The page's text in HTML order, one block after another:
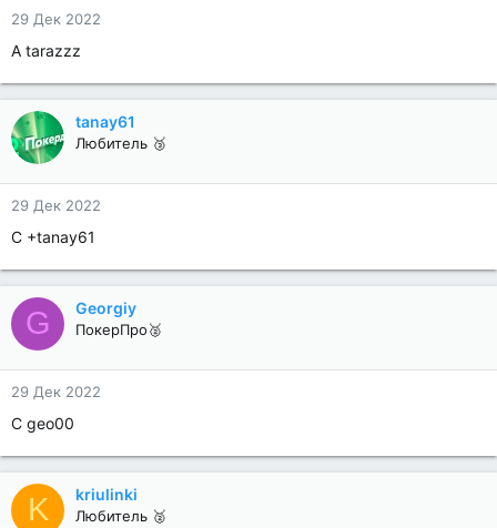
29 Дек 2022
А tarazzz
tanay61
Любитель 🥉
29 Дек 2022
С +tanay61
G Georgiy
ПокерПро🥈
29 Дек 2022
C geo00
K kriulinki
Любитель 🥈